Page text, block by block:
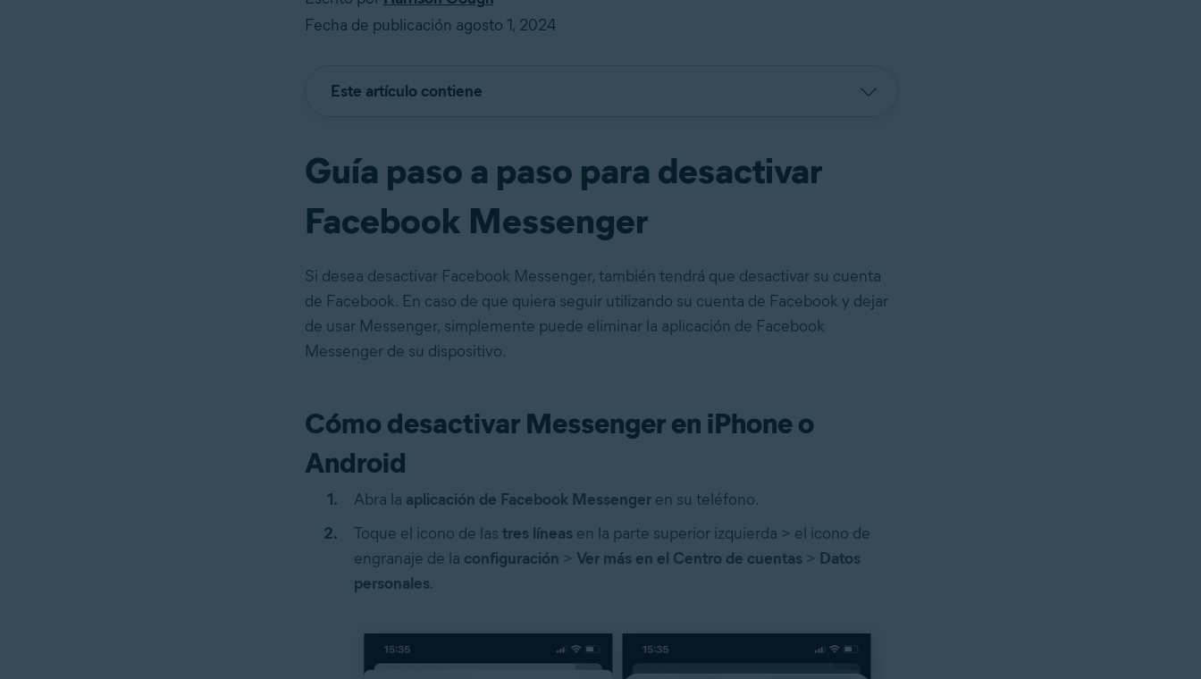
Fecha de publicación agosto 1, 2024
Este artículo contiene
Guía paso a paso para desactivar
Facebook Messenger
Si desea desactivar Facebook Messenger, también tendrá que desactivar su cuenta
de Facebook. En caso de que quiera seguir utilizando su cuenta de Facebook y dejar
de usar Messenger, simplemente puede eliminar la aplicación de Facebook
Messenger de su dispositivo.
Cómo desactivar Messenger en iPhone o
Android
Abra la aplicación de Facebook Messengeren su teléfono.
Toque el icono de las tres líneasen la parte superior izquierda > el icono de
engranaje de la configuración > Ver más en el Centro de cuentas> Datos
personales.